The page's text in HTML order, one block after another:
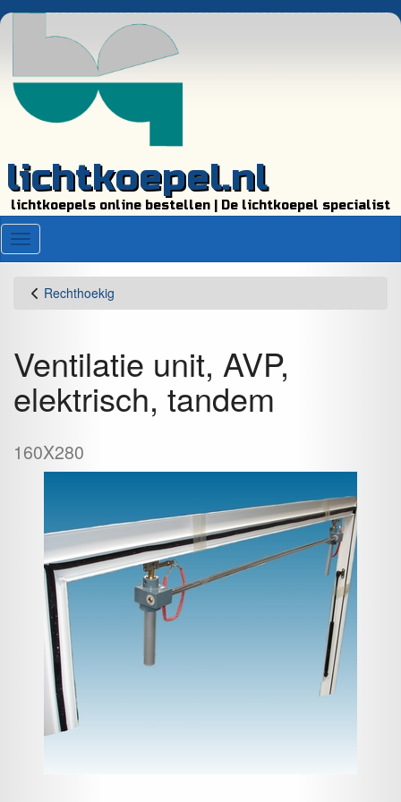
lichtkoepel.nl
lichtkoepels online bestellen | De lichtkoepel specialist
Menu
Rechthoekig
Ventilatie unit, AVP,
elektrisch, tandem
160X280